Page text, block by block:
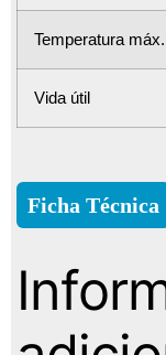
Temperatura
Vida útil
Ficha Técnica